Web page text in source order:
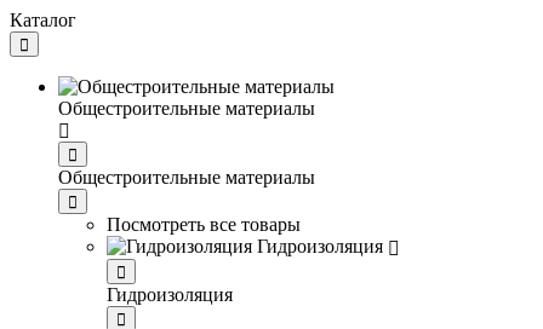
Каталог
Общестроительные материалы
Общестроительные материалы
Посмотреть все товары
Гидроизоляция
Гидроизоляция